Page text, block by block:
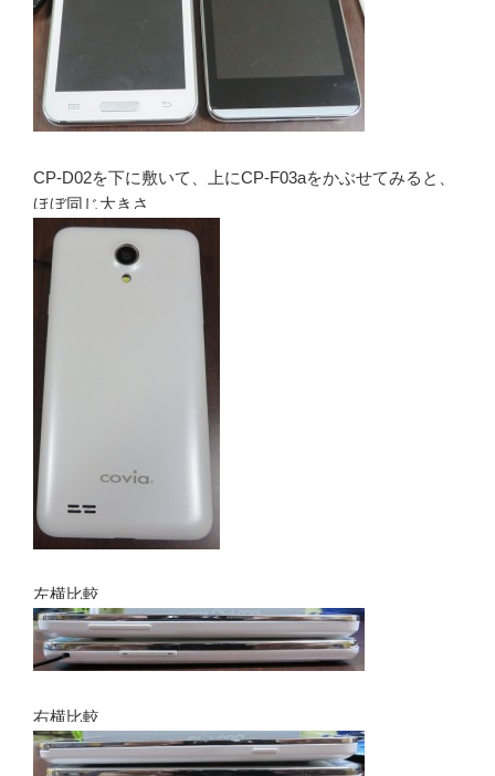
CP-D02を下に敷いて、上にCP-F03aをかぶせてみると、
ほぼ同じ大きさ
左横比較
右横比較